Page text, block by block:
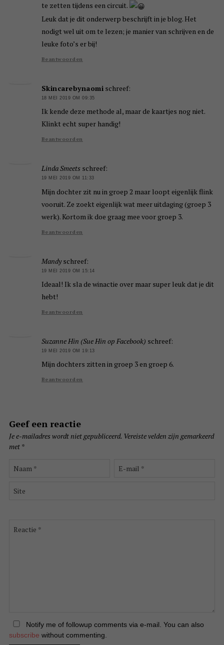
te zetten tijdens een circuit.
Leuk dat je dit onderwerp beschrijft in je blog. Het
nodigt wel uit om te lezen; je manier van schrijven en de
leuke foto’s er bij!
Beantwoorden
Skincarebynaomi schreef:
18 MEI 2019 OM 09:35
Ik kende deze methode al, maar de kaartjes nog niet.
Klinkt echt super handig!
Beantwoorden
Linda Smeets schreef:
19 MEI 2019 OM 11:33
Mijn dochter zit nu in groep 2 maar loopt eigenlijk flink
vooruit. Ze zoekt eigenlijk wat meer uitdaging (groep 3
werk). Kortom ik doe graag mee voor groep 3.
Beantwoorden
Mandy schreef:
19 MEI 2019 OM 15:14
Ideaal! Ik sla de winactie over maar super leuk dat je dit
hebt!
Beantwoorden
Suzanne Hin (Sue Hin op Facebook) schreef:
19 MEI 2019 OM 19:13
Mijn dochters zitten in groep 3 en groep 6.
Beantwoorden
Geef een reactie
Je e-mailadres wordt niet gepubliceerd. Vereiste velden zijn gemarkeerd
met *
Notify me of followup comments via e-mail. You can also
subscribe without commenting.